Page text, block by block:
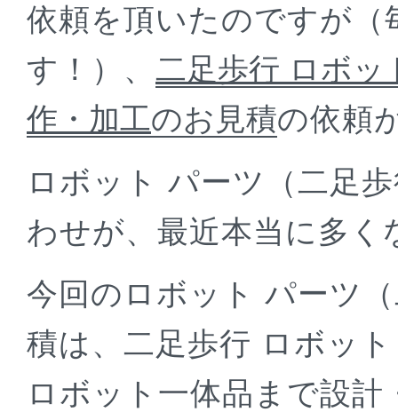
依頼を頂いたのですが
す！）、 二足歩行 ロボッ
作・加工のお見積の依頼
ロボット パーツ（二足
わせが、最近本当に多く
今回のロボット パーツ
積は、二足歩行 ロボッ
ロボット一体品まで設